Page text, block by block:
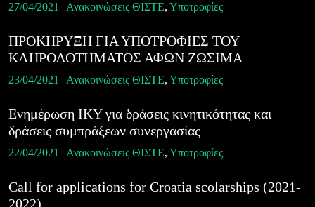
27/04/2021 | Ανακοινώσεις ΘΙΣΤΕ, Υποτροφίες
ΠΡΟΚΗΡΥΞΗ ΓΙΑ ΥΠΟΤΡΟΦΙΕΣ ΤΟΥ
ΚΛΗΡΟΔΟΤΗΜΑΤΟΣ ΑΦΩΝ ΖΩΣΙΜΑ
23/04/2021 | Ανακοινώσεις ΘΙΣΤΕ, Υποτροφίες
Ενημέρωση ΙΚΥ για δράσεις κινητικότητας και
δράσεις συμπράξεων συνεργασίας
22/04/2021 | Ανακοινώσεις ΘΙΣΤΕ, Υποτροφίες
Call for applications for Croatia scolarships (2021-
2022)